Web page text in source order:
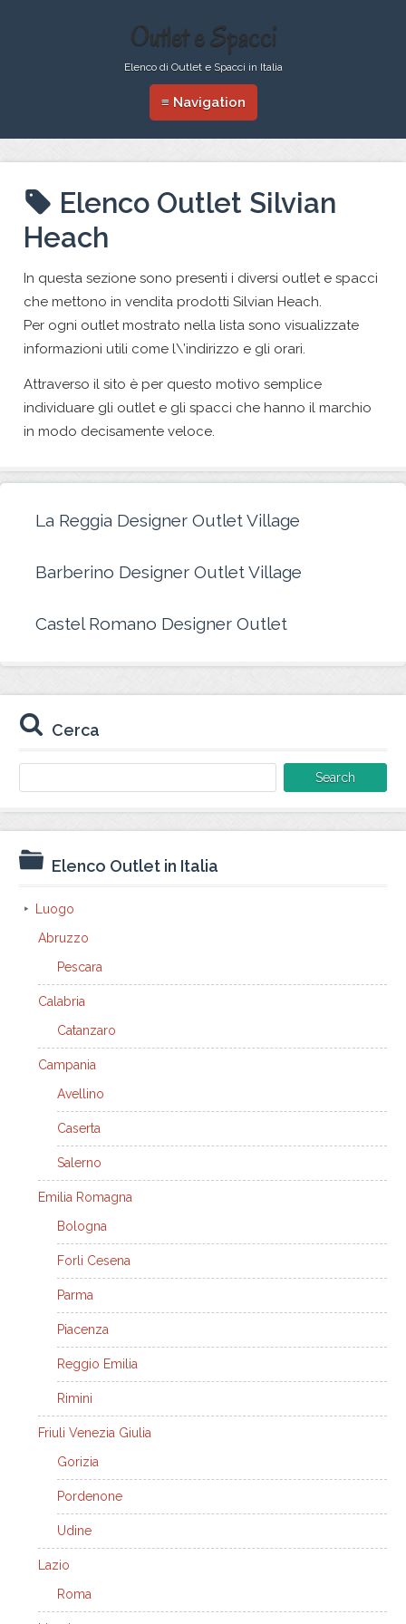
Outlet e Spacci
Elenco di Outlet e Spacci in Italia
≡ Navigation
Elenco Outlet Silvian
Heach
In questa sezione sono presenti i diversi outlet e spacci
che mettono in vendita prodotti Silvian Heach.
Per ogni outlet mostrato nella lista sono visualizzate
informazioni utili come l\’indirizzo e gli orari.
Attraverso il sito è per questo motivo semplice
individuare gli outlet e gli spacci che hanno il marchio
in modo decisamente veloce.
La Reggia Designer Outlet Village
Barberino Designer Outlet Village
Castel Romano Designer Outlet
Cerca
for:
Elenco Outlet in Italia
Luogo
Abruzzo
Pescara
Calabria
Catanzaro
Campania
Avellino
Caserta
Salerno
Emilia Romagna
Bologna
Forli Cesena
Parma
Piacenza
Reggio Emilia
Rimini
Friuli Venezia Giulia
Gorizia
Pordenone
Udine
Lazio
Roma